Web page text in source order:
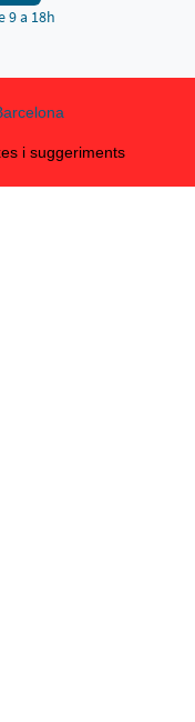
9 a 18h
i suggeriments